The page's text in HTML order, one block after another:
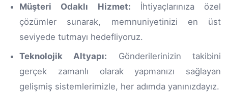
Müşteri Odaklı Hizmet: İhtiyaçlarınıza özel
çözümler sunarak, memnuniyetinizi en üst
seviyede tutmayı hedefliyoruz.
Teknolojik Altyapı: Gönderilerinizin takibini
gerçek zamanlı olarak yapmanızı sağlayan
gelişmiş sistemlerimizle, her adımda yanınızdayız.